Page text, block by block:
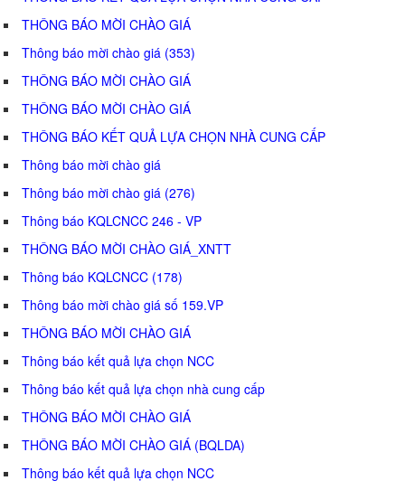
THÔNG BÁO MỜI CHÀO GIÁ
Thông báo mời chào giá (353)
THÔNG BÁO MỜI CHÀO GIÁ
THÔNG BÁO MỜI CHÀO GIÁ
THÔNG BÁO KẾT QUẢ LỰA CHỌN NHÀ CUNG CẤP
Thông báo mời chào giá
Thông báo mời chào giá (276)
Thông báo KQLCNCC 246 - VP
THÔNG BÁO MỜI CHÀO GIÁ_XNTT
Thông báo KQLCNCC (178)
Thông báo mời chào giá số 159.VP
THÔNG BÁO MỜI CHÀO GIÁ
Thông báo kết quả lựa chọn NCC
Thông báo kết quả lựa chọn nhà cung cấp
THÔNG BÁO MỜI CHÀO GIÁ
THÔNG BÁO MỜI CHÀO GIÁ (BQLDA)
Thông báo kết quả lựa chọn NCC